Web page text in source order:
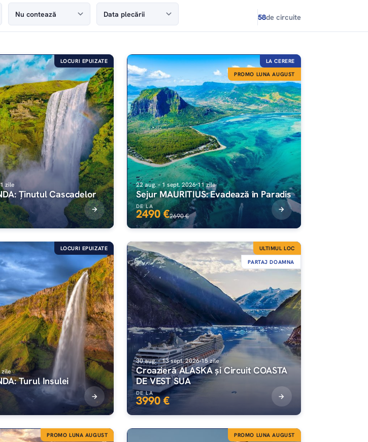
58de circuite
zile
Ținutul Cascadelor
LOCURI EPUIZATE
22 aug. – 1 sept. 202611 zile
Sejur MAURITIUS: Evadează în Paradis
DE LA
2490 €2690 €
LA CERERE
PROMO LUNA AUGUST
zile
Turul Insulei
LOCURI EPUIZATE
30 aug. – 13 sept. 202615 zile
Croazieră ALASKA și Circuit COASTA
DE VEST SUA
DE LA
3990 €
ULTIMUL LOC
PARTAJ DOAMNA
PROMO LUNA AUGUST PROMO LUNA AUGUST